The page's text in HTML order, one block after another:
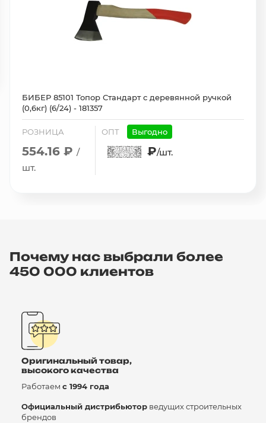
БИБЕР 85101 Топор Стандарт с деревянной ручкой
(0,6кг) (6/24) - 181357
РОЗНИЦА
554.16 ₽ /
шт.
ОПТ Выгодно
₽/шт.
Почему нас выбрали более
450 000 клиентов
Оригинальный товар,
высокого качества
Работаем с 1994 года
Официальный дистрибьютор ведущих строительных
брендов